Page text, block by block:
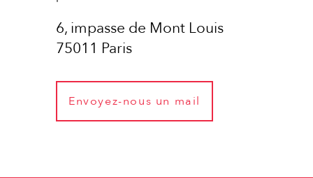
6, impasse de Mont Louis
75011 Paris
Envoyez-nous un mail